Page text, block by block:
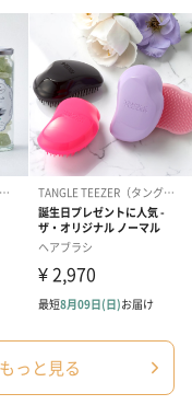
チーズ
麹&レモ
しょっつるナ
円）
っと見る